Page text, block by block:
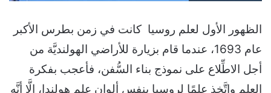
الظهور الأول لعلم روسيا كانت في زمن بطرس الأكبر
عام 1693، عندما قام بزيارة للأراضي الهولنديَّة من
أجل الاطِّلاع على نموذج بناء السُّفن، فأعجب بفكرة
العلم واتَّخذ علمًا لروسيا بنفس ألوان علم هولندا، إلَّا أنَّه